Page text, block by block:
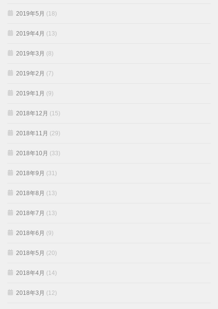
2019年5月 (18)
2019年4月 (13)
2019年3月 (8)
2019年2月 (7)
2019年1月 (9)
2018年12月 (15)
2018年11月 (29)
2018年10月 (33)
2018年9月 (31)
2018年8月 (13)
2018年7月 (13)
2018年6月 (9)
2018年5月 (20)
2018年4月 (14)
2018年3月 (12)